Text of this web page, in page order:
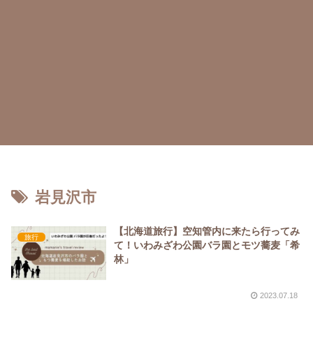
岩見沢市
旅行
【北海道旅行】空知管内に来たら行ってみ
て！いわみざわ公園バラ園とモツ蕎麦「希
林」
2023.07.18